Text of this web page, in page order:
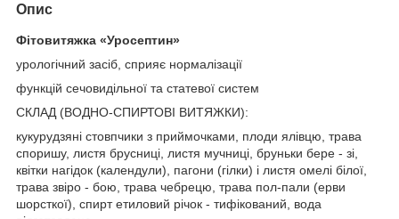
Опис
Фітовитяжка «Уросептин»
урологічний засіб, сприяє нормалізації
функцій сечовидільної та статевої систем
СКЛАД (ВОДНО-СПИРТОВІ ВИТЯЖКИ):
кукурудзяні стовпчики з приймочками, плоди ялівцю, трава
споришу, листя брусниці, листя мучниці, бруньки бере - зі,
квітки нагідок (календули), пагони (гілки) і листя омелі білої,
трава звіро - бою, трава чебрецю, трава пол-пали (ерви
шорсткої), спирт етиловий річок - тифікований, вода